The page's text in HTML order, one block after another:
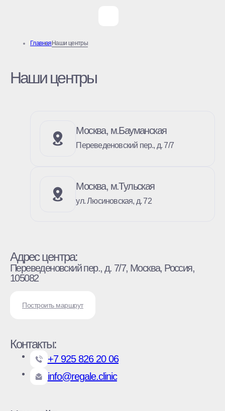
ГлавнаяНаши центры
Наши центры
Москва, м.Бауманская
Переведеновский пер., д. 7/7
Москва, м.Тульская
ул. Люсиновская, д. 72
Адрес центра:
Переведеновский пер., д. 7/7, Москва, Россия,
105082
Построить маршрут
Контакты:
+7 925 826 20 06
info@regale.clinic